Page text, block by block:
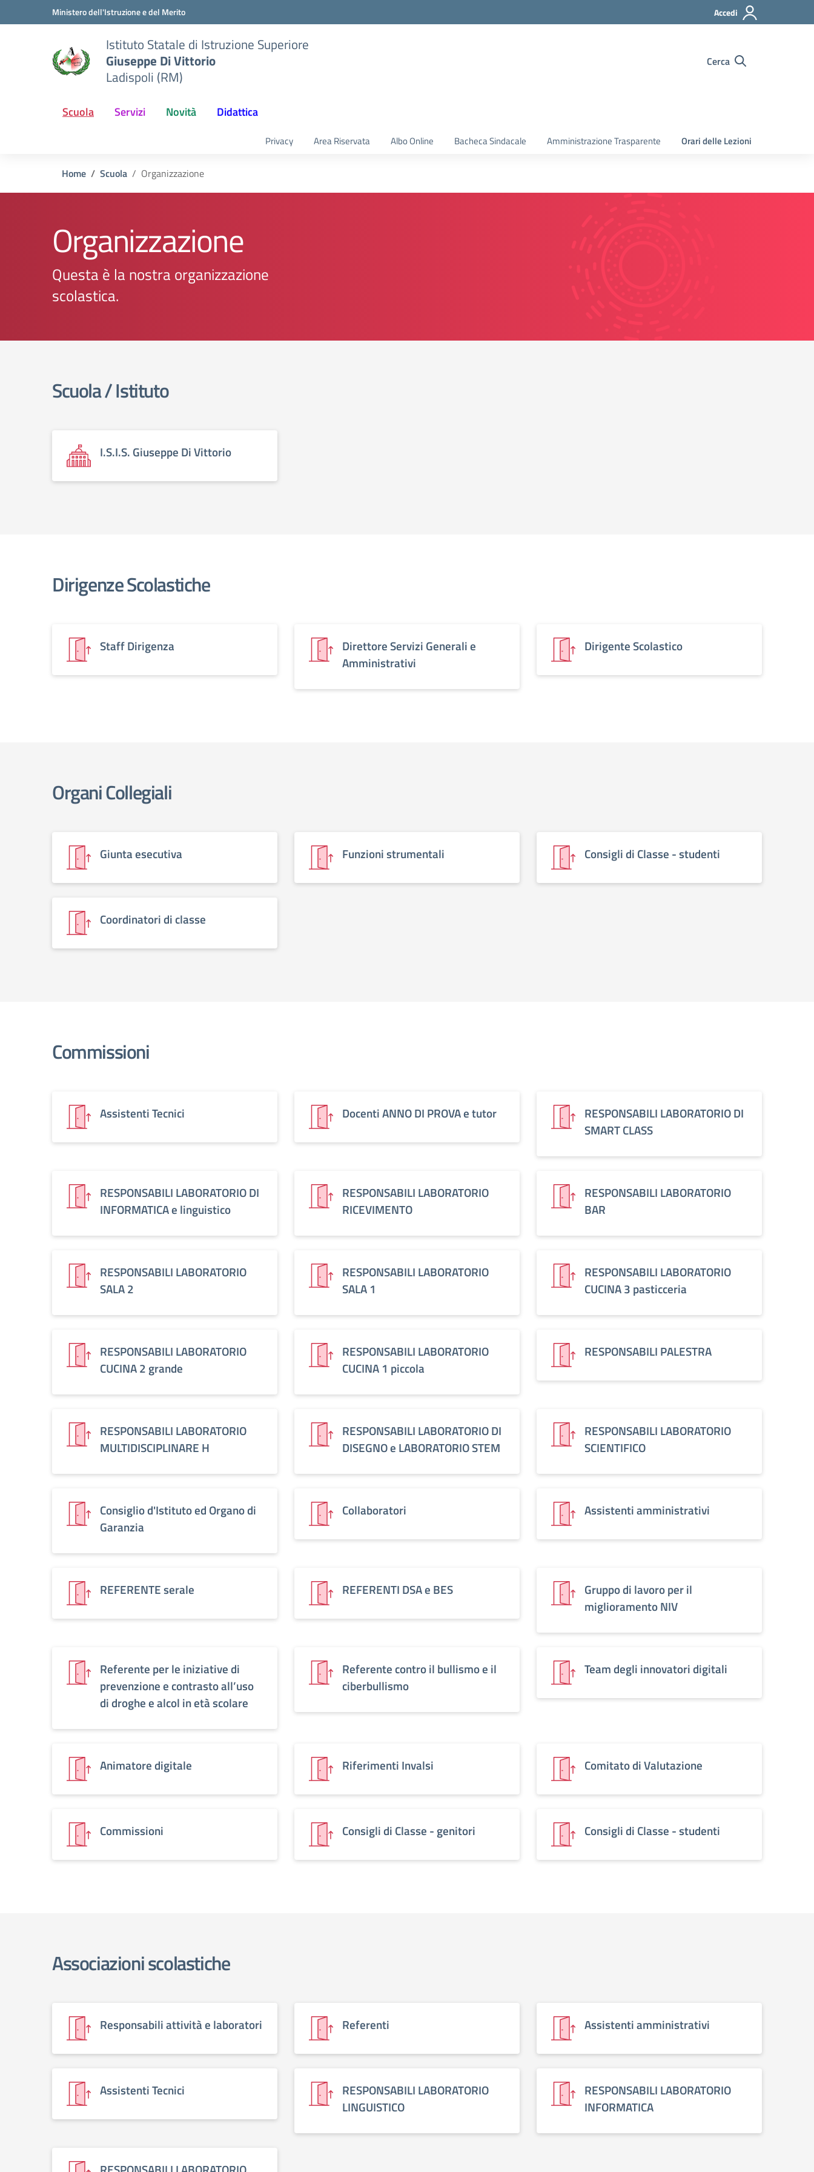
Vai ai contenuti
Vai al menu di navigazioneMinistero dell'Istruzione e del Merito Accedi
Istituto Statale di Istruzione Superiore
Giuseppe Di Vittorio
Ladispoli (RM)
Cerca
Scuola Servizi Novità Didattica
Privacy Area Riservata Albo Online Bacheca Sindacale Amministrazione Trasparente Orari delle Lezioni
Home Scuola Organizzazione
Organizzazione
Questa è la nostra organizzazione
scolastica.
elenco degli organi
Scuola / Istituto
I.S.I.S. Giuseppe Di Vittorio
Dirigenze Scolastiche
Staff Dirigenza
Direttore Servizi Generali e
Amministrativi
Dirigente Scolastico
Organi Collegiali
Giunta esecutiva Funzioni strumentali Consigli di Classe - studenti
Coordinatori di classe
Commissioni
Assistenti Tecnici Docenti ANNO DI PROVA e tutor
RESPONSABILI LABORATORIO DI
SMART CLASS
RESPONSABILI LABORATORIO DI
INFORMATICA e linguistico
RESPONSABILI LABORATORIO
RICEVIMENTO
RESPONSABILI LABORATORIO
BAR
RESPONSABILI LABORATORIO
SALA 2
RESPONSABILI LABORATORIO
SALA 1
RESPONSABILI LABORATORIO
CUCINA 3 pasticceria
RESPONSABILI LABORATORIO
CUCINA 2 grande
RESPONSABILI LABORATORIO
CUCINA 1 piccola
RESPONSABILI PALESTRA
RESPONSABILI LABORATORIO
MULTIDISCIPLINARE H
RESPONSABILI LABORATORIO DI
DISEGNO e LABORATORIO STEM
RESPONSABILI LABORATORIO
SCIENTIFICO
Consiglio d'Istituto ed Organo di
Garanzia
Collaboratori Assistenti amministrativi
REFERENTE serale REFERENTI DSA e BES
Gruppo di lavoro per il
miglioramento NIV
Referente per le iniziative di
prevenzione e contrasto all’uso
di droghe e alcol in età scolare
Referente contro il bullismo e il
ciberbullismo
Team degli innovatori digitali
Animatore digitale Riferimenti Invalsi Comitato di Valutazione
Commissioni Consigli di Classe - genitori Consigli di Classe - studenti
Associazioni scolastiche
Responsabili attività e laboratori Referenti Assistenti amministrativi
Assistenti Tecnici
RESPONSABILI LABORATORIO
LINGUISTICO
RESPONSABILI LABORATORIO
INFORMATICA